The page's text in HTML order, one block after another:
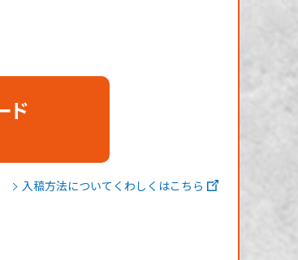
ド
入稿方法についてくわしくはこちら